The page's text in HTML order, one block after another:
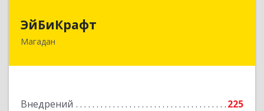
ЭйБиКрафт
Магадан
Внедрений
225
685000, Магаданская обл, Магадан г, Полярная